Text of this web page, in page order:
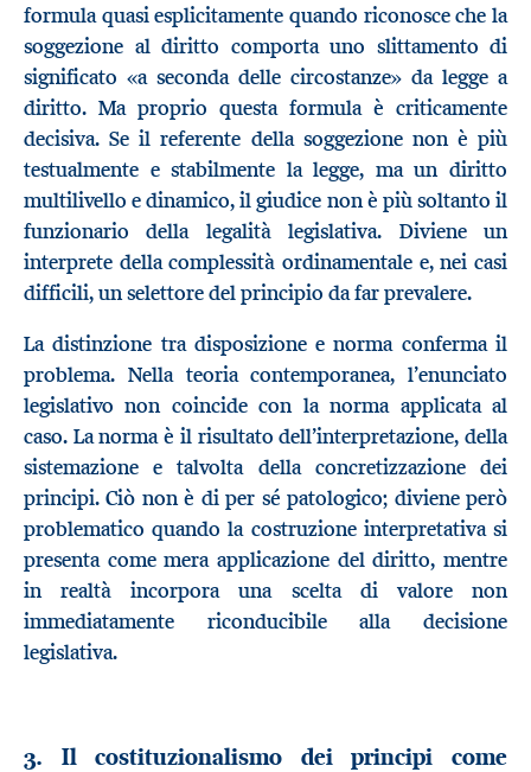
formula quasi esplicitamente quando riconosce che la
soggezione al diritto comporta uno slittamento di
significato «a seconda delle circostanze» da legge a
diritto. Ma proprio questa formula è criticamente
decisiva. Se il referente della soggezione non è più
testualmente e stabilmente la legge, ma un diritto
multilivello e dinamico, il giudice non è più soltanto il
funzionario della legalità legislativa. Diviene un
interprete della complessità ordinamentale e, nei casi
difficili, un selettore del principio da far prevalere.
La distinzione tra disposizione e norma conferma il
problema. Nella teoria contemporanea, l’enunciato
legislativo non coincide con la norma applicata al
caso. La norma è il risultato dell’interpretazione, della
sistemazione e talvolta della concretizzazione dei
principi. Ciò non è di per sé patologico; diviene però
problematico quando la costruzione interpretativa si
presenta come mera applicazione del diritto, mentre
in realtà incorpora una scelta di valore non
immediatamente riconducibile alla decisione
legislativa.
3. Il costituzionalismo dei principi come